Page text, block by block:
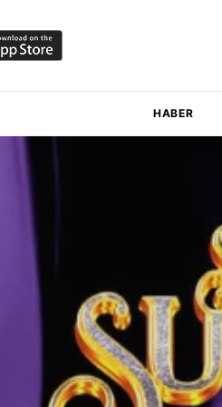
HABER